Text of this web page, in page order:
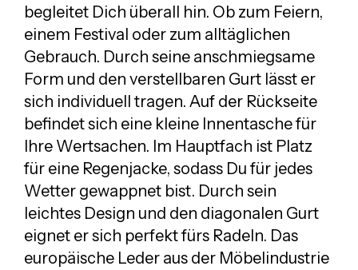
begleitet Dich überall hin. Ob zum Feiern,
einem Festival oder zum alltäglichen
Gebrauch. Durch seine anschmiegsame
Form und den verstellbaren Gurt lässt er
sich individuell tragen. Auf der Rückseite
befindet sich eine kleine Innentasche für
Ihre Wertsachen. Im Hauptfach ist Platz
für eine Regenjacke, sodass Du für jedes
Wetter gewappnet bist. Durch sein
leichtes Design und den diagonalen Gurt
eignet er sich perfekt fürs Radeln. Das
europäische Leder aus der Möbelindustrie